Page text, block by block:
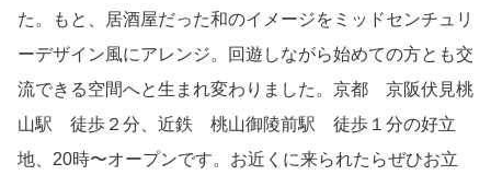
た。もと、居酒屋だった和のイメージをミッドセンチュリ
ーデザイン風にアレンジ。回遊しながら始めての方とも交
流できる空間へと生まれ変わりました。京都 京阪伏見桃
山駅 徒歩２分、近鉄 桃山御陵前駅 徒歩１分の好立
地、20時〜オープンです。お近くに来られたらぜひお立